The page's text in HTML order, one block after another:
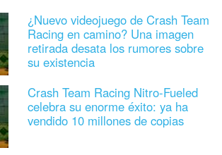
¿Nuevo videojuego de Crash Team
Racing en camino? Una imagen
retirada desata los rumores sobre
su existencia
Crash Team Racing Nitro-Fueled
celebra su enorme éxito: ya ha
vendido 10 millones de copias